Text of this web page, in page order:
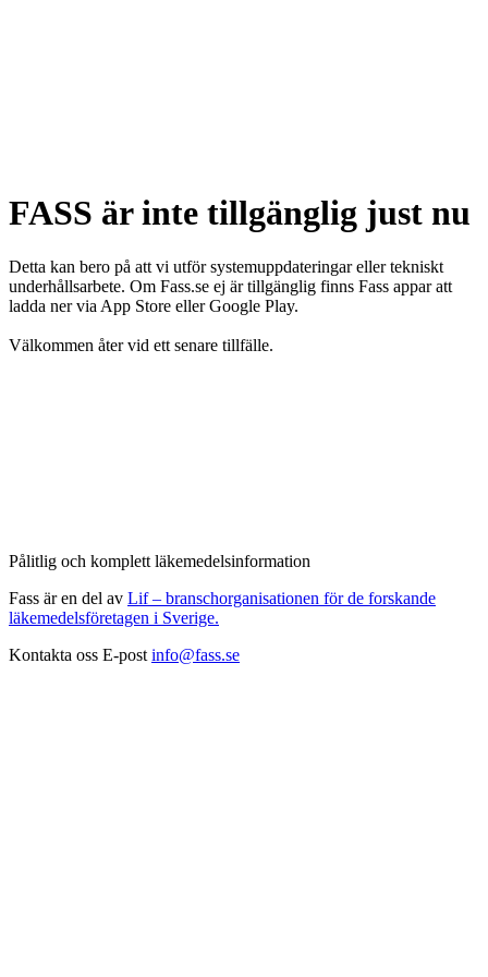
FASS är inte tillgänglig just nu
Detta kan bero på att vi utför systemuppdateringar eller tekniskt
underhållsarbete. Om Fass.se ej är tillgänglig finns Fass appar att
ladda ner via App Store eller Google Play.
Välkommen åter vid ett senare tillfälle.
Pålitlig och komplett läkemedelsinformation
Fass är en del av Lif – branschorganisationen för de forskande
läkemedelsföretagen i Sverige.
Kontakta oss E-post info@fass.se